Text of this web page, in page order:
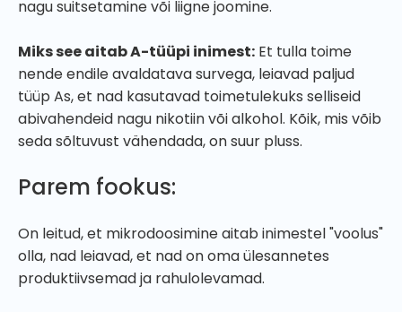
nagu suitsetamine või liigne joomine.
Miks see aitab A-tüüpi inimest: Et tulla toime
nende endile avaldatava survega, leiavad paljud
tüüp As, et nad kasutavad toimetulekuks selliseid
abivahendeid nagu nikotiin või alkohol. Kõik, mis võib
seda sõltuvust vähendada, on suur pluss.
Parem fookus:
On leitud, et mikrodoosimine aitab inimestel "voolus"
olla, nad leiavad, et nad on oma ülesannetes
produktiivsemad ja rahulolevamad.